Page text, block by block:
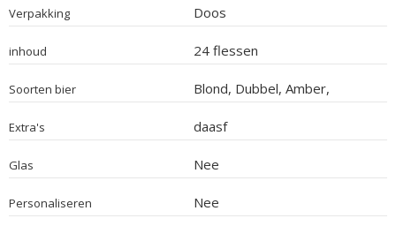
Verpakking Doos
inhoud 24 flessen
Soorten bier
Blond, Dubbel, Amber,
Alcoholvrij, Quadrupel, Tripel,
Wit
Extra's daasf
Glas Nee
Personaliseren Nee